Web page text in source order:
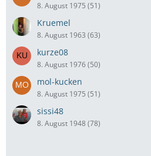
8. August 1975 (51)
Kruemel
8. August 1963 (63)
kurze08
8. August 1976 (50)
mol-kucken
8. August 1975 (51)
sissi48
8. August 1948 (78)